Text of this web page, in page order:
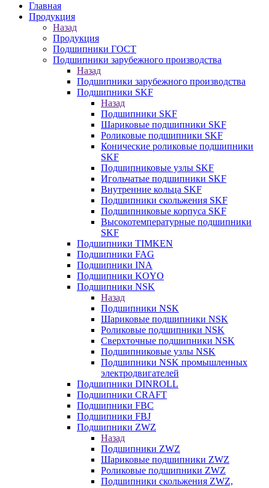
Главная
Продукция
Назад
Продукция
Подшипники ГОСТ
Подшипники зарубежного производства
Назад
Подшипники зарубежного производства
Подшипники SKF
Назад
Подшипники SKF
Шариковые подшипники SKF
Роликовые подшипники SKF
Конические роликовые подшипники
SKF
Подшипниковые узлы SKF
Игольчатые подшипники SKF
Внутренние кольца SKF
Подшипники скольжения SKF
Подшипниковые корпуса SKF
Высокотемпературные подшипники
SKF
Подшипники TIMKEN
Подшипники FAG
Подшипники INA
Подшипники KOYO
Подшипники NSK
Назад
Подшипники NSK
Шариковые подшипники NSK
Роликовые подшипники NSK
Сверхточные подшипники NSK
Подшипниковые узлы NSK
Подшипники NSK промышленных
электродвигателей
Подшипники DINROLL
Подшипники CRAFT
Подшипники FBC
Подшипники FBJ
Подшипники ZWZ
Назад
Подшипники ZWZ
Шариковые подшипники ZWZ
Роликовые подшипники ZWZ
Подшипники скольжения ZWZ,